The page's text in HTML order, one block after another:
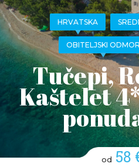
HRVATSKA
OBITELJSKI ODMOR
Tučepi,
Kaštelet
od 58